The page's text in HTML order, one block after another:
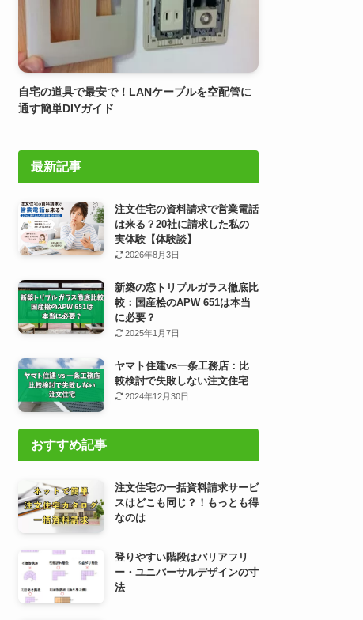
自宅の道具で最安で！LANケーブルを空配管に
通す簡単DIYガイド
最新記事
注文住宅の資料請求で営業電話
は来る？20社に請求した私の
実体験【体験談】
2026年8月3日
新築の窓トリプルガラス徹底比
較：国産桧のAPW 651は本当
に必要？
2025年1月7日
ヤマト住建vs一条工務店：比
較検討で失敗しない注文住宅
2024年12月30日
おすすめ記事
注文住宅の一括資料請求サービ
スはどこも同じ？！もっとも得
なのは
登りやすい階段はバリアフリ
ー・ユニバーサルデザインの寸
法